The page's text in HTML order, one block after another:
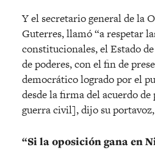
Y el secretario general de la
Guterres, llamó “a respetar
constitucionales, el Estado
de poderes, con el fin de
democrático logrado por el
desde la firma del acuerdo de
guerra civil], dijo su
“Si la oposición gana en